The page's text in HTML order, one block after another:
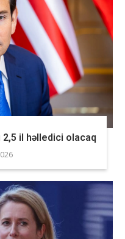
2,5 il həlledici olacaq